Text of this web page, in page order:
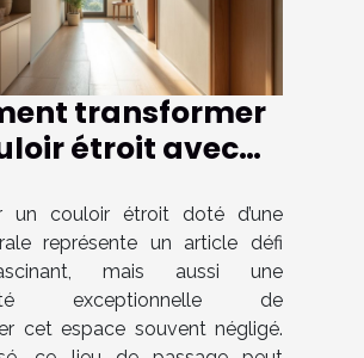
transformer
étroit avec
un couloir étroit doté d’une
représente un article défi
mais aussi une
exceptionnelle de
cet espace souvent négligé.